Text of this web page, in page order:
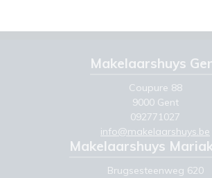
Makelaarshuys
Coupure 88
9000 Gent
092771027
info@makelaarshuys.be
Makelaarshuys
Brugsesteenweg 620